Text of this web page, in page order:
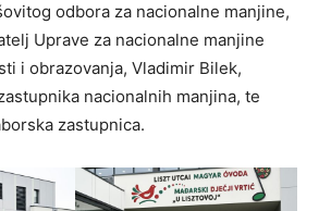
odbora za nacionalne manjine,
Uprave za nacionalne manjine
i obrazovanja, Vladimir Bilek,
nacionalnih manjina, te
zastupnica.